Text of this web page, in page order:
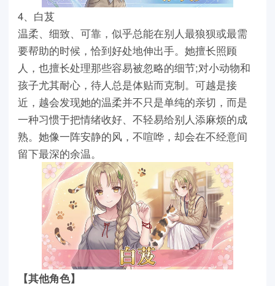
4、白芨
温柔、细致、可靠，似乎总能在别人最狼狈或最需
要帮助的时候，恰到好处地伸出手。她擅长照顾
人，也擅长处理那些容易被忽略的细节;对小动物和
孩子尤其耐心，待人总是体贴而克制。可越是接
近，越会发现她的温柔并不只是单纯的亲切，而是
一种习惯于把情绪收好、不轻易给别人添麻烦的成
熟。她像一阵安静的风，不喧哗，却会在不经意间
留下最深的余温。
【其他角色】